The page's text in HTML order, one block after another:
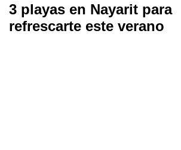
3 playas en Nayarit para
refrescarte este verano